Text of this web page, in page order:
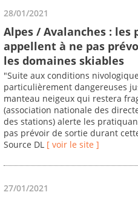
28/01/2021
Alpes / Avalanches : les
appellent à ne pas
les domaines skiables
"Suite aux conditions
particulièrement dangereuses
manteau neigeux qui restera
(association nationale des
des stations) alerte les
pas prévoir de sortie durant
Source DL [ voir le site ]
27/01/2021